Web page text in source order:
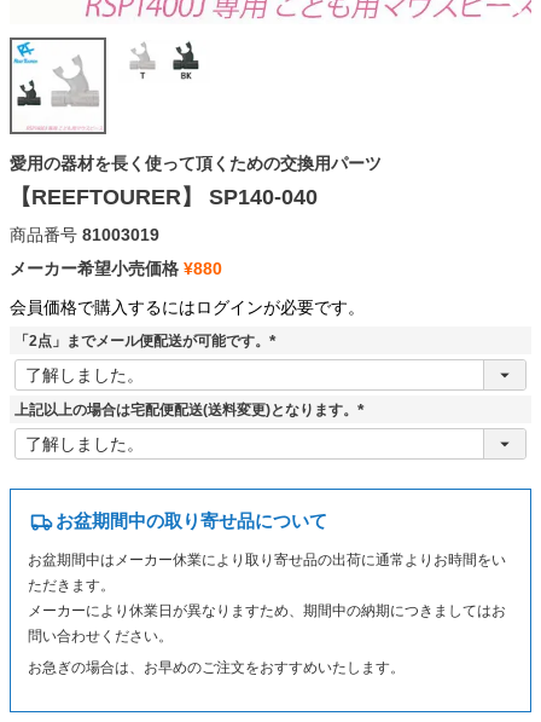
愛用の器材を長く使って頂くための交換用パーツ
【REEFTOURER】 SP140-040
商品番号 81003019
メーカー希望小売価格 ¥880
会員価格で購入するにはログインが必要です。
「2点」までメール便配送が可能です。
(
須
)
上記以上の場合は宅配便配送(送料変更)となります。
(
須
お盆期間中の取り寄せ品について
お盆期間中はメーカー休業により取り寄せ品の出荷に通常よりお時間をい
ただきます。
メーカーにより休業日が異なりますため、期間中の納期につきましてはお
問い合わせください。
お急ぎの場合は、お早めのご注文をおすすめいたします。